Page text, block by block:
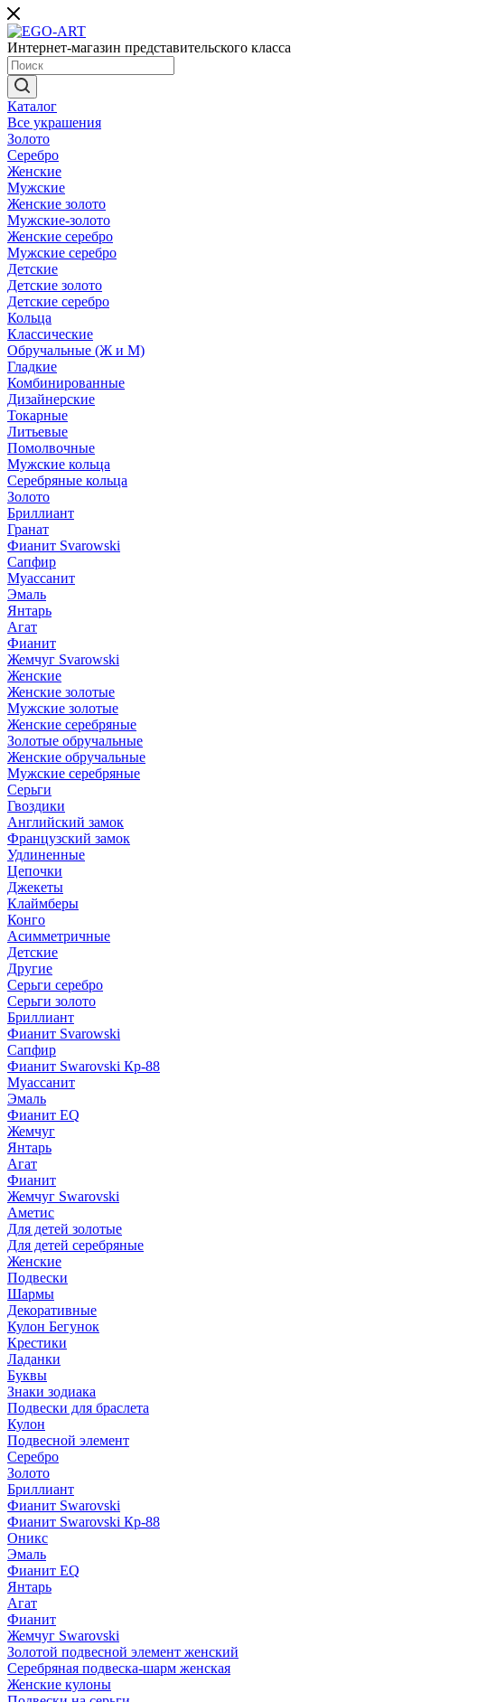
Интернет-магазин представительского класса
Каталог
Все украшения
Золото
Серебро
Женские
Мужские
Женские золото
Мужские-золото
Женские серебро
Мужские серебро
Детские
Детские золото
Детские серебро
Кольца
Классические
Обручальные (Ж и М)
Гладкие
Комбинированные
Дизайнерские
Токарные
Литьевые
Помолвочные
Мужские кольца
Серебряные кольца
Золото
Бриллиант
Гранат
Фианит Svarowski
Сапфир
Муассанит
Эмаль
Янтарь
Агат
Фианит
Жемчуг Svarowski
Женские
Женские золотые
Мужские золотые
Женские серебряные
Золотые обручальные
Женские обручальные
Мужские серебряные
Серьги
Гвоздики
Английский замок
Французский замок
Удлиненные
Цепочки
Джекеты
Клаймберы
Конго
Асимметричные
Детские
Другие
Серьги серебро
Серьги золото
Бриллиант
Фианит Svarowski
Сапфир
Фианит Swarovski Кр-88
Муассанит
Эмаль
Фианит EQ
Жемчуг
Янтарь
Агат
Фианит
Жемчуг Swarovski
Аметис
Для детей золотые
Для детей серебряные
Женские
Подвески
Шармы
Декоративные
Кулон Бегунок
Крестики
Ладанки
Буквы
Знаки зодиака
Подвески для браслета
Кулон
Подвесной элемент
Серебро
Золото
Бриллиант
Фианит Swarovski
Фианит Swarovski Кр-88
Оникс
Эмаль
Фианит EQ
Янтарь
Агат
Фианит
Жемчуг Swarovski
Золотой подвесной элемент женcкий
Серебряная подвеска-шарм женская
Женские кулоны